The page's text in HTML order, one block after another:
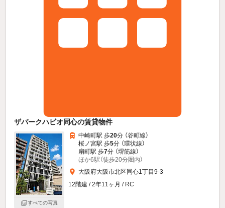
ザパークハビオ同心の賃貸物件
すべての写真
中崎町駅 歩20分 （谷町線）
桜ノ宮駅 歩5分 （環状線）
扇町駅 歩7分 （堺筋線）
ほか6駅（徒歩20分圏内）
大阪府大阪市北区同心1丁目9-3
12階建 / 2年11ヶ月 / RC